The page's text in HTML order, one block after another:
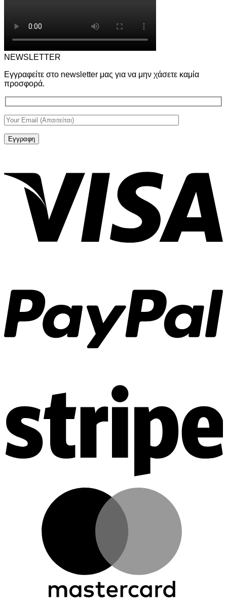
NEWSLETTER
Εγγραφείτε στο newsletter μας για να μην χάσετε καμία
προσφορά.